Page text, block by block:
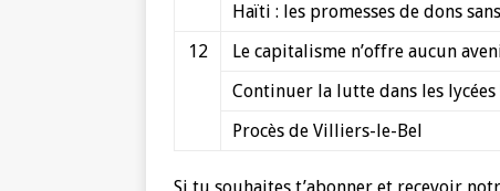
Haïti : les promesses de dons
12
Le capitalisme n’offre aucun
Continuer la lutte dans les lycées
Procès de Villiers-le-Bel